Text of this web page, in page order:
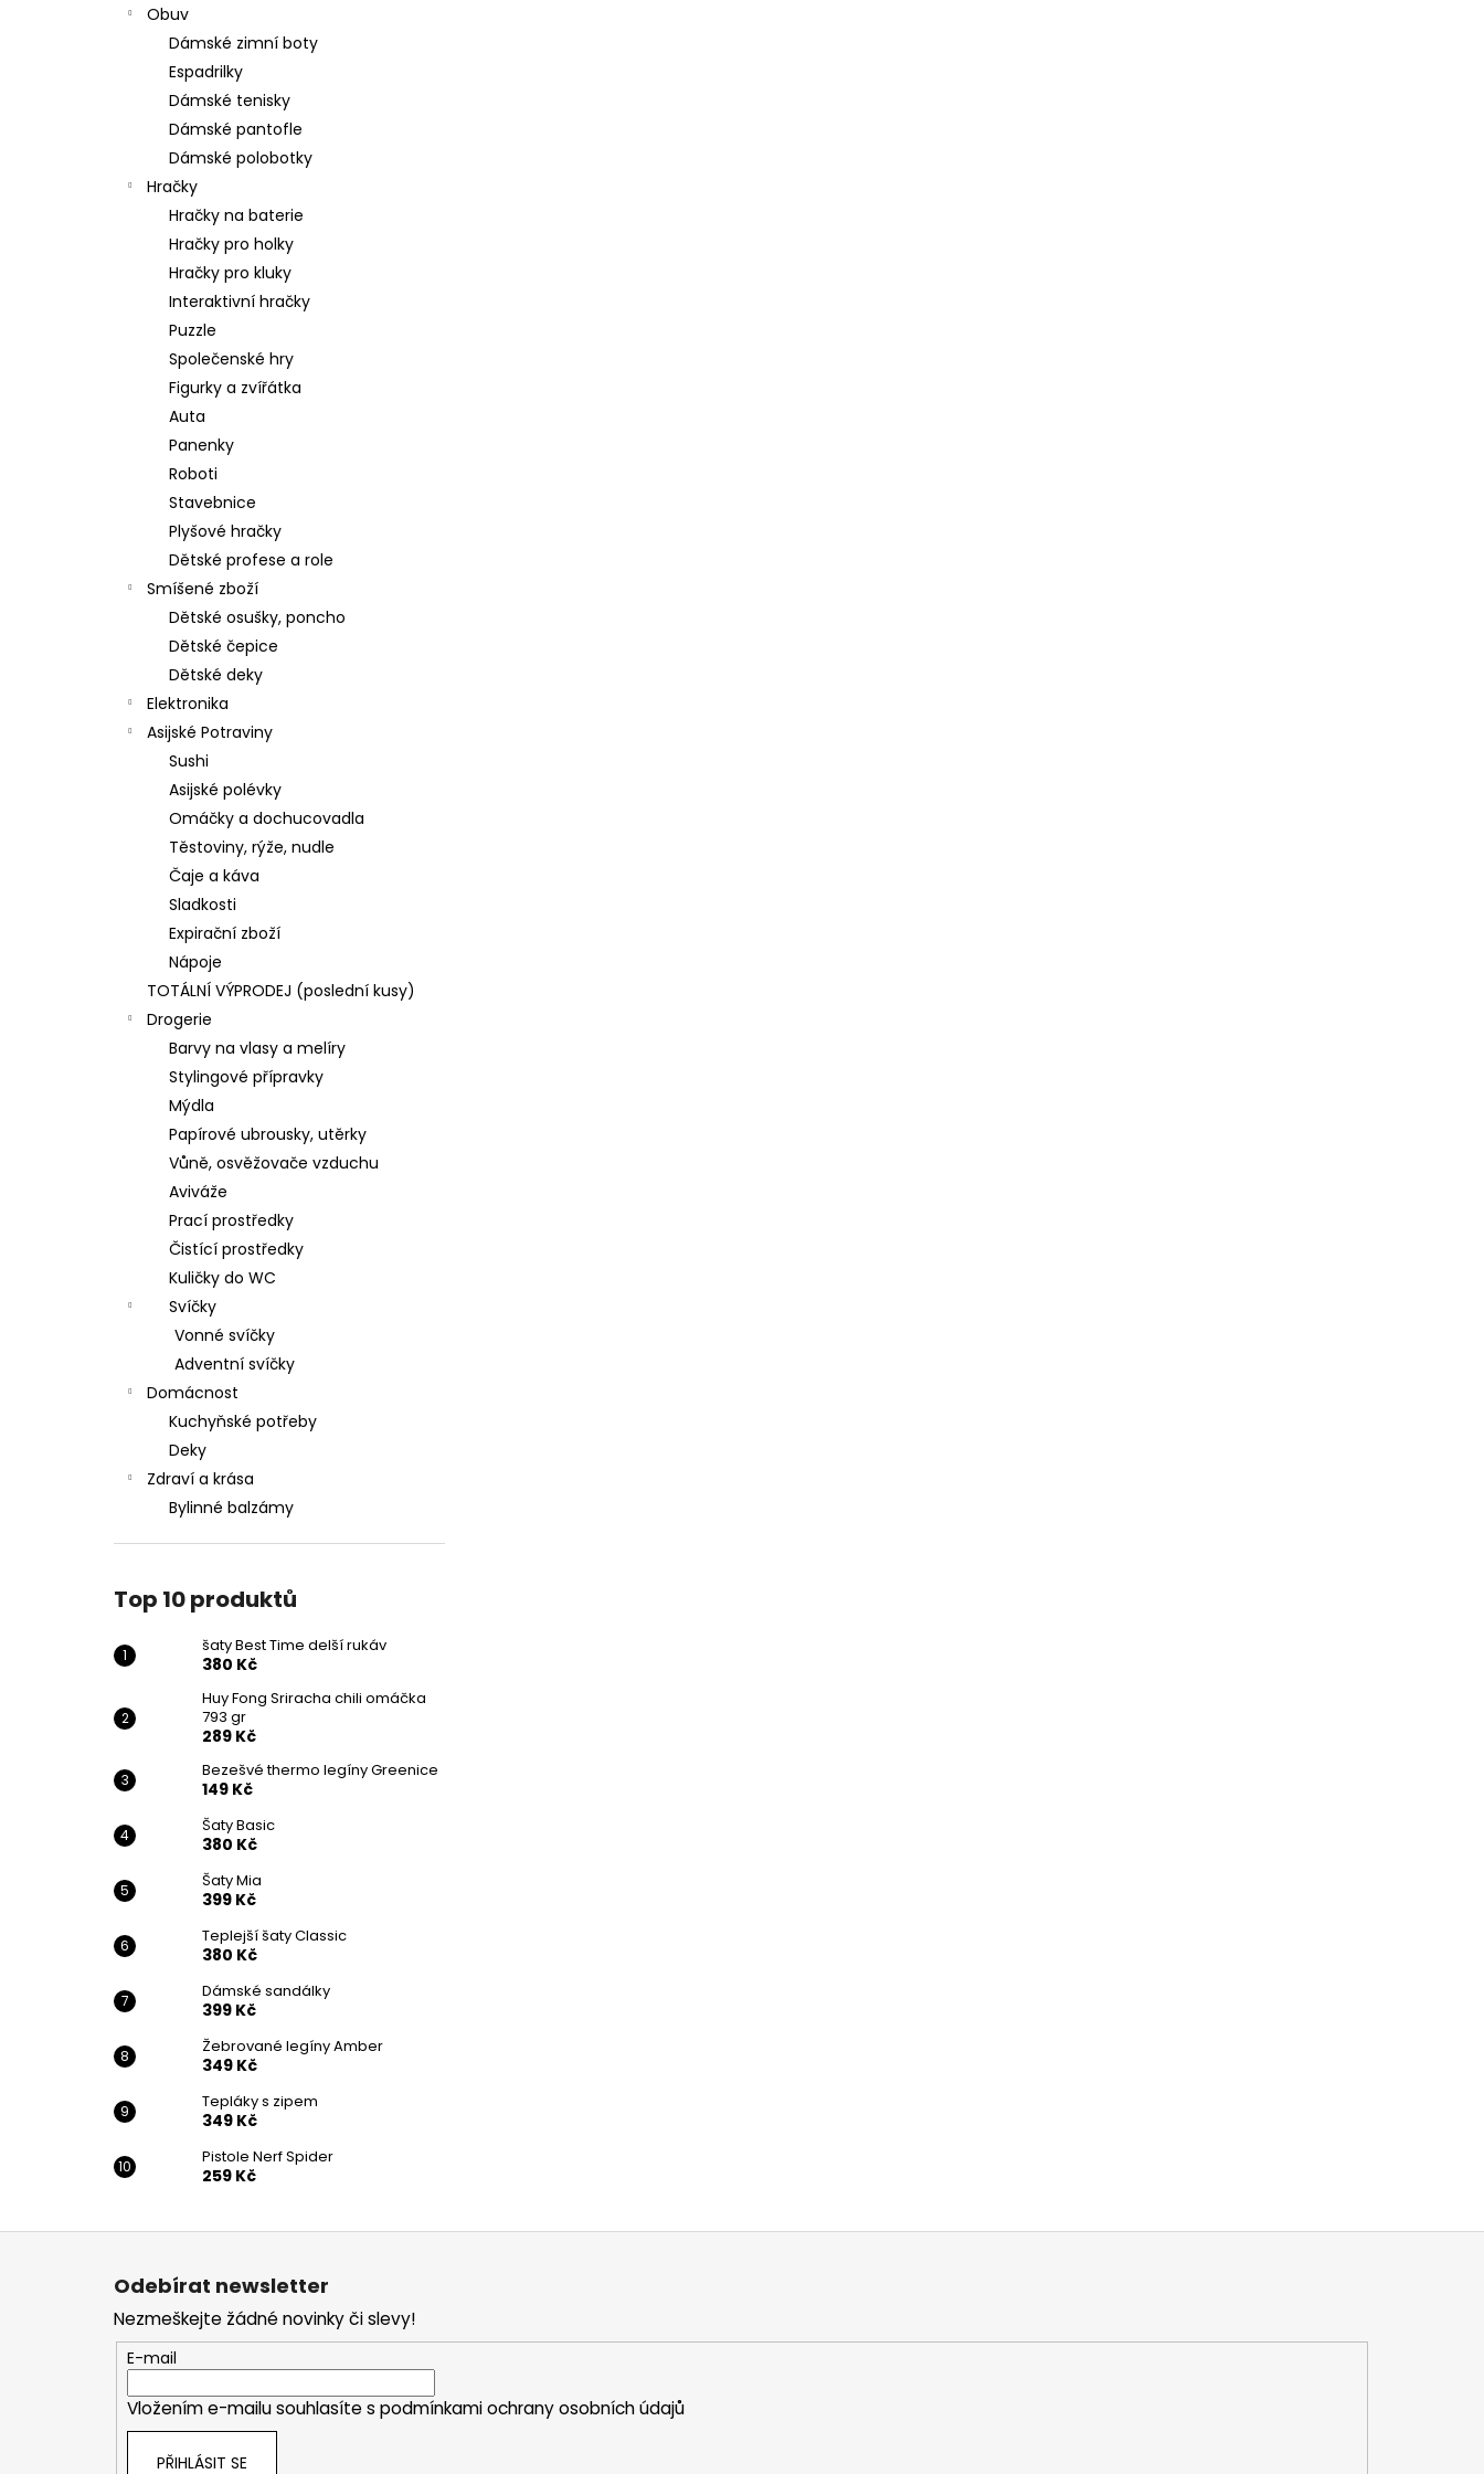
Obuv
Dámské zimní boty
Espadrilky
Dámské tenisky
Dámské pantofle
Dámské polobotky
Hračky
Hračky na baterie
Hračky pro holky
Hračky pro kluky
Interaktivní hračky
Puzzle
Společenské hry
Figurky a zvířátka
Auta
Panenky
Roboti
Stavebnice
Plyšové hračky
Dětské profese a role
Smíšené zboží
Dětské osušky, poncho
Dětské čepice
Dětské deky
Elektronika
Asijské Potraviny
Sushi
Asijské polévky
Omáčky a dochucovadla
Těstoviny, rýže, nudle
Čaje a káva
Sladkosti
Expirační zboží
Nápoje
TOTÁLNÍ VÝPRODEJ (poslední kusy)
Drogerie
Barvy na vlasy a melíry
Stylingové přípravky
Mýdla
Papírové ubrousky, utěrky
Vůně, osvěžovače vzduchu
Aviváže
Prací prostředky
Čistící prostředky
Kuličky do WC
Svíčky
Vonné svíčky
Adventní svíčky
Domácnost
Kuchyňské potřeby
Deky
Zdraví a krása
Bylinné balzámy
Top 10 produktů
šaty Best Time delší rukáv
380 Kč
Huy Fong Sriracha chili omáčka
793 gr
289 Kč
Bezešvé thermo legíny Greenice
149 Kč
Šaty Basic
380 Kč
Šaty Mia
399 Kč
Teplejší šaty Classic
380 Kč
Dámské sandálky
399 Kč
Žebrované legíny Amber
349 Kč
Tepláky s zipem
349 Kč
Pistole Nerf Spider
259 Kč
Z
Odebírat newsletter
Nezmeškejte žádné novinky či slevy!
E-mail
Vložením e-mailu souhlasíte s podmínkami ochrany osobních údajů
PŘIHLÁSIT SE